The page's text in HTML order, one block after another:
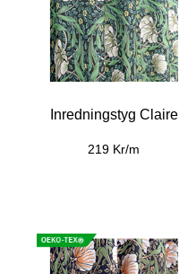
Inredningstyg Claire
219 Kr/m